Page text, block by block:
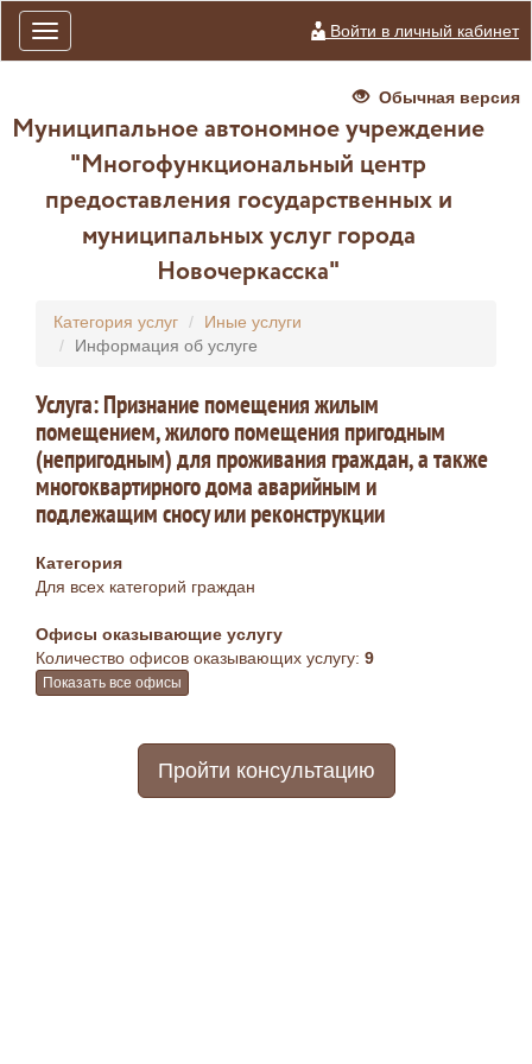
Toggle
navigation
Войти в личный кабинет
Обычная версия
Муниципальное автономное учреждение
"Многофункциональный центр
предоставления государственных и
муниципальных услуг города
Новочеркасска"
Категория услуг
Иные услуги
Информация об услуге
Услуга: Признание помещения жилым
помещением, жилого помещения пригодным
(непригодным) для проживания граждан, а также
многоквартирного дома аварийным и
подлежащим сносу или реконструкции
Категория
Для всех категорий граждан
Офисы оказывающие услугу
Количество офисов оказывающих услугу: 9
Показать все офисы
Пройти консультацию